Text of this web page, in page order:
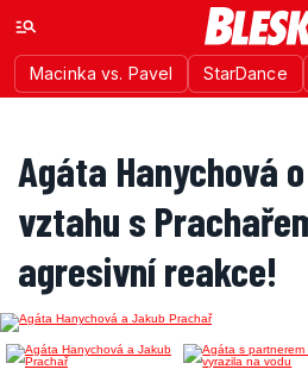
Macinka vs. Pavel StarDance
Agáta Hanychová
vztahu s
agresivní reakce!